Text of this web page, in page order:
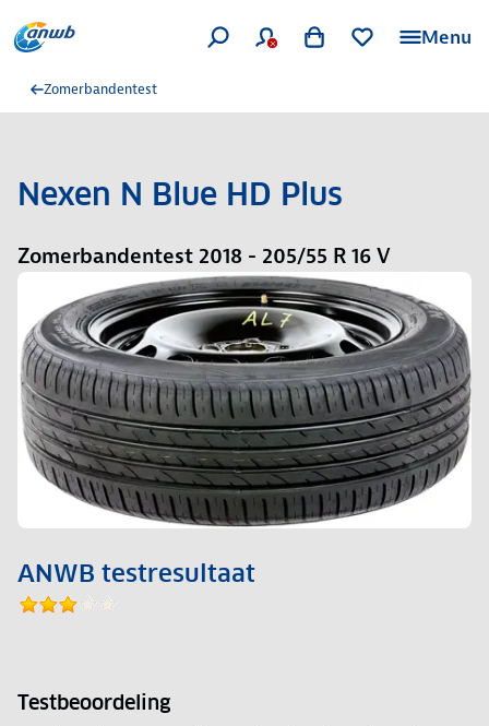
Menu
Zomerbandentest
Nexen N Blue HD Plus
Zomerbandentest 2018 - 205/55 R 16 V
ANWB testresultaat
Testbeoordeling